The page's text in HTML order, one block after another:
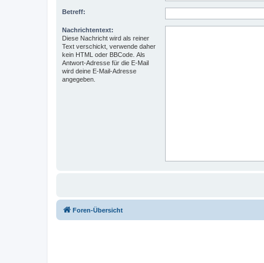
Betreff:
Nachrichtentext:
Diese Nachricht wird als reiner
Text verschickt, verwende daher
kein HTML oder BBCode. Als
Antwort-Adresse für die E-Mail
wird deine E-Mail-Adresse
angegeben.
Foren-Übersicht